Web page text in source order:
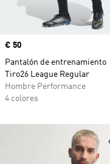
Precio
€ 50
Pantalón de entrenamiento
Tiro26 League Regular
Hombre Performance
4 colores